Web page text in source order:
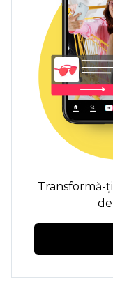
Transformă-